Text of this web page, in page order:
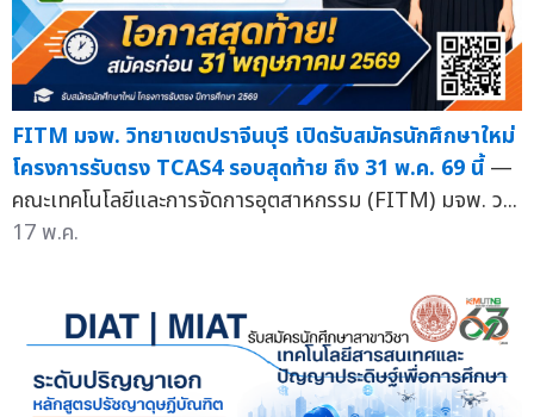
FITM มจพ. วิทยาเขตปราจีนบุรี เปิดรับสมัครนักศึกษาใหม่
โครงการรับตรง TCAS4 รอบสุดท้าย ถึง 31 พ.ค. 69 นี้ —
คณะเทคโนโลยีและการจัดการอุตสาหกรรม (FITM) มจพ. ว...
17 พ.ค.